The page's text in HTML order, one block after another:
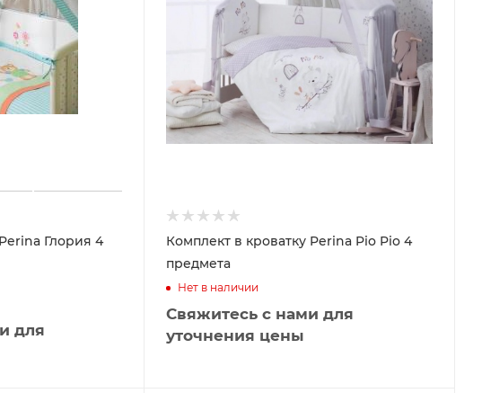
Глория 4
для
Комплект в кроватку Perina Pio Pio 4
предмета
Нет в наличии
Свяжитесь с нами для
уточнения цены